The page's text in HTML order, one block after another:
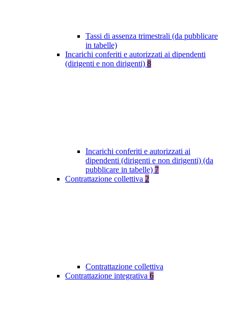
Tassi di assenza trimestrali (da pubblicare
in tabelle)
Incarichi conferiti e autorizzati ai dipendenti
(dirigenti e non dirigenti) 8
Incarichi conferiti e autorizzati ai
dipendenti (dirigenti e non dirigenti) (da
pubblicare in tabelle) 7
Contrattazione collettiva 2
Contrattazione collettiva
Contrattazione integrativa 6